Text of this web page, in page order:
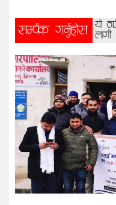
शिक्षा
भिडियो
अन्तर्वाता